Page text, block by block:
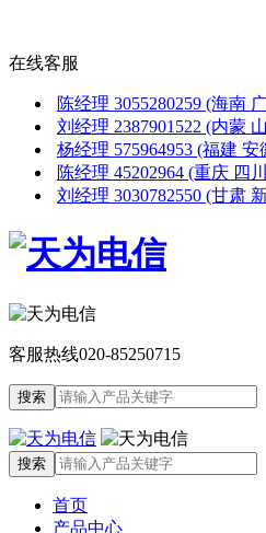
在线客服
陈经理 3055280259 (海南
刘经理 2387901522 (内蒙
杨经理 575964953 (福建 安
陈经理 45202964 (重庆 四
刘经理 3030782550 (甘肃
客服热线020-85250715
首页
产品中心